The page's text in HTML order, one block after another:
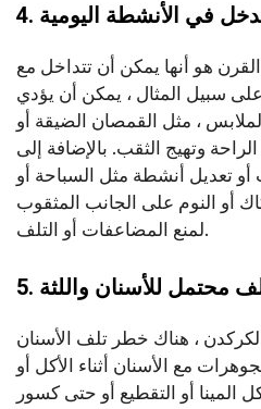
هو أنها يمكن أن تتداخل مع
على سبيل المثال ، يمكن أن يؤدي
، مثل القمصان الضيقة أو
وتهيج الثقب. بالإضافة إلى
أو تعديل أنشطة مثل السباحة أو
أو النوم على الجانب المثقوب
لمنع المضاعفات أو التلف.
، هناك خطر تلف الأسنان
مع الأسنان أثناء الأكل أو
المينا أو التقطيع أو حتى كسور